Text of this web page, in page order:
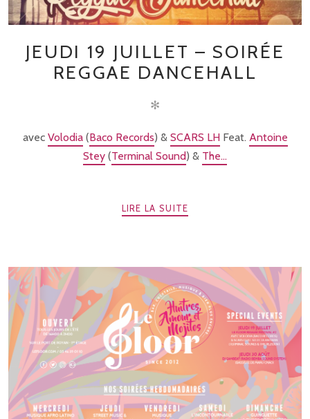
JEUDI 19 JUILLET – SOIRÉE
REGGAE DANCEHALL
✻
avec Volodia(Baco Records) & SCARS LHFeat. Antoine
Stey (Terminal Sound) & The...
LIRE LA SUITE